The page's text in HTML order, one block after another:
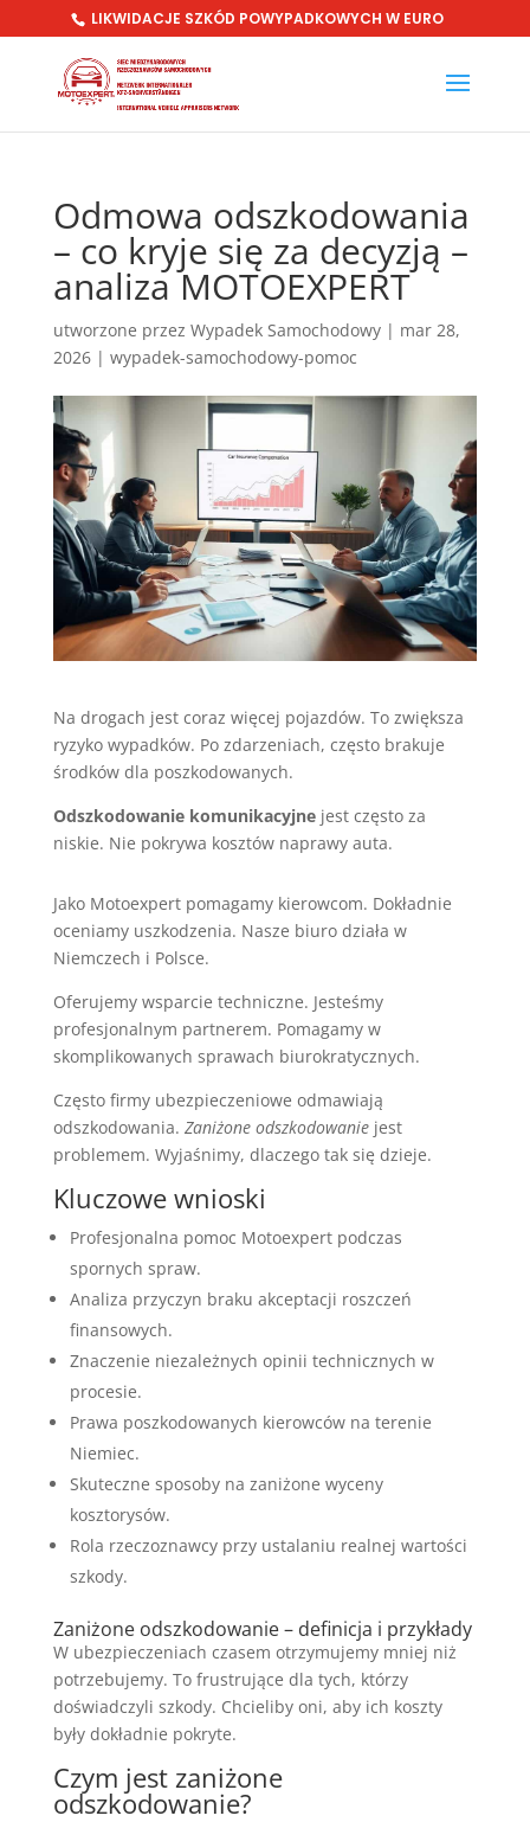
LIKWIDACJE SZKÓD POWYPADKOWYCH W EURO
Odmowa odszkodowania
– co kryje się za decyzją –
analiza MOTOEXPERT
utworzone przez Wypadek Samochodowy| mar 28,
2026| wypadek-samochodowy-pomoc
Na drogach jest coraz więcej pojazdów. To zwiększa
ryzyko wypadków. Po zdarzeniach, często brakuje
środków dla poszkodowanych.
Odszkodowanie komunikacyjnejest często za
niskie. Nie pokrywa kosztów naprawy auta.
Jako Motoexpert pomagamy kierowcom. Dokładnie
oceniamy uszkodzenia. Nasze biuro działa w
Niemczech i Polsce.
Oferujemy wsparcie techniczne. Jesteśmy
profesjonalnym partnerem. Pomagamy w
skomplikowanych sprawach biurokratycznych.
Często firmy ubezpieczeniowe odmawiają
odszkodowania. Zaniżone odszkodowaniejest
problemem. Wyjaśnimy, dlaczego tak się dzieje.
Kluczowe wnioski
Profesjonalna pomoc Motoexpert podczas
spornych spraw.
Analiza przyczyn braku akceptacji roszczeń
finansowych.
Znaczenie niezależnych opinii technicznych w
procesie.
Prawa poszkodowanych kierowców na terenie
Niemiec.
Skuteczne sposoby na zaniżone wyceny
kosztorysów.
Rola rzeczoznawcy przy ustalaniu realnej wartości
szkody.
Zaniżone odszkodowanie – definicja i przykłady
W ubezpieczeniach czasem otrzymujemy mniej niż
potrzebujemy. To frustrujące dla tych, którzy
doświadczyli szkody. Chcieliby oni, aby ich koszty
były dokładnie pokryte.
Czym jest zaniżone
odszkodowanie?